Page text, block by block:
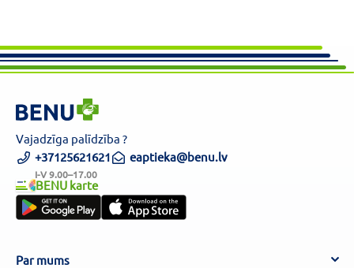
Vajadzīga palīdzība ?
+37125621621
I-V 9.00–17.00
eaptieka@benu.lv
BENU karte
Par mums